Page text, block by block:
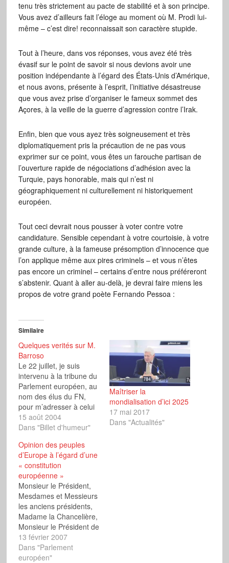
tenu très strictement au pacte de stabilité et à son principe.
Vous avez d’ailleurs fait l’éloge au moment où M. Prodi lui-
même – c’est dire! reconnaissait son caractère stupide.
Tout à l’heure, dans vos réponses, vous avez été très
évasif sur le point de savoir si nous devions avoir une
position indépendante à l’égard des États-Unis d’Amérique,
et nous avons, présente à l’esprit, l’initiative désastreuse
que vous avez prise d’organiser le fameux sommet des
Açores, à la veille de la guerre d’agression contre l’Irak.
Enfin, bien que vous ayez très soigneusement et très
diplomatiquement pris la précaution de ne pas vous
exprimer sur ce point, vous êtes un farouche partisan de
l’ouverture rapide de négociations d’adhésion avec la
Turquie, pays honorable, mais qui n’est ni
géographiquement ni culturellement ni historiquement
européen.
Tout ceci devrait nous pousser à voter contre votre
candidature. Sensible cependant à votre courtoisie, à votre
grande culture, à la fameuse présomption d’innocence que
l’on applique même aux pires criminels – et vous n’êtes
pas encore un criminel – certains d’entre nous préféreront
s’abstenir. Quant à aller au-delà, je devrai faire miens les
propos de votre grand poète Fernando Pessoa :
Similaire
Quelques verités sur M.
Barroso
Le 22 juillet, je suis
intervenu à la tribune du
Parlement européen, au
nom des élus du FN,
pour m’adresser à celui
qui allait être élu
quelques minutes plus
Commission
européenne : M.
Barroso. Au nom des
députés non inscrits
membres de la
coordination des
droites…
15 août 2004
Dans "Billet d'humeur"
Maîtriser la
mondialisation d’ici 2025
17 mai 2017
Dans "Actualités"
Opinion des peuples
d’Europe à l’égard d’une
« constitution
européenne »
Monsieur le Président,
Mesdames et Messieurs
les anciens présidents,
Madame la Chancelière,
Monsieur le Président de
la Commission, le
Président du Parlement
vient d'exposer avec
13 février 2007
Dans "Parlement
européen"